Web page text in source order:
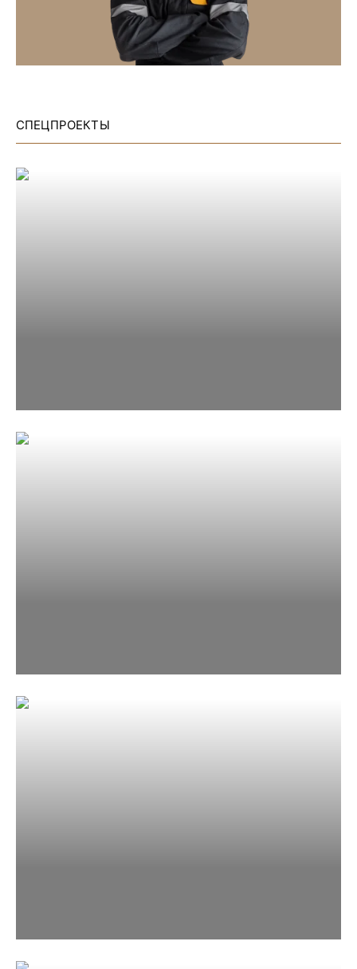
СПЕЦПРОЕКТЫ